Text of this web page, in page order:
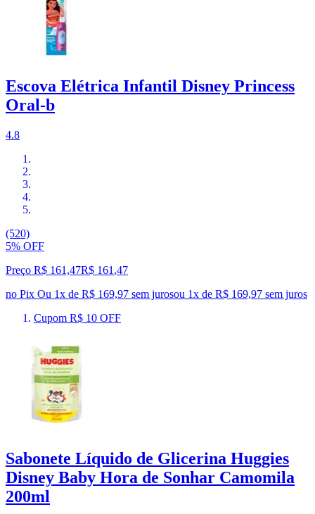
Escova Elétrica Infantil Disney Princess
Oral-b
4.8
(520)
5% OFF
Preço R$ 161,47R$ 161 ,47
no Pix Ou 1x de R$ 169,97 sem jurosou 1x de R$ 169,97 sem juros
Cupom R$ 10 OFF
Sabonete Líquido de Glicerina Huggies
Disney Baby Hora de Sonhar Camomila
200ml